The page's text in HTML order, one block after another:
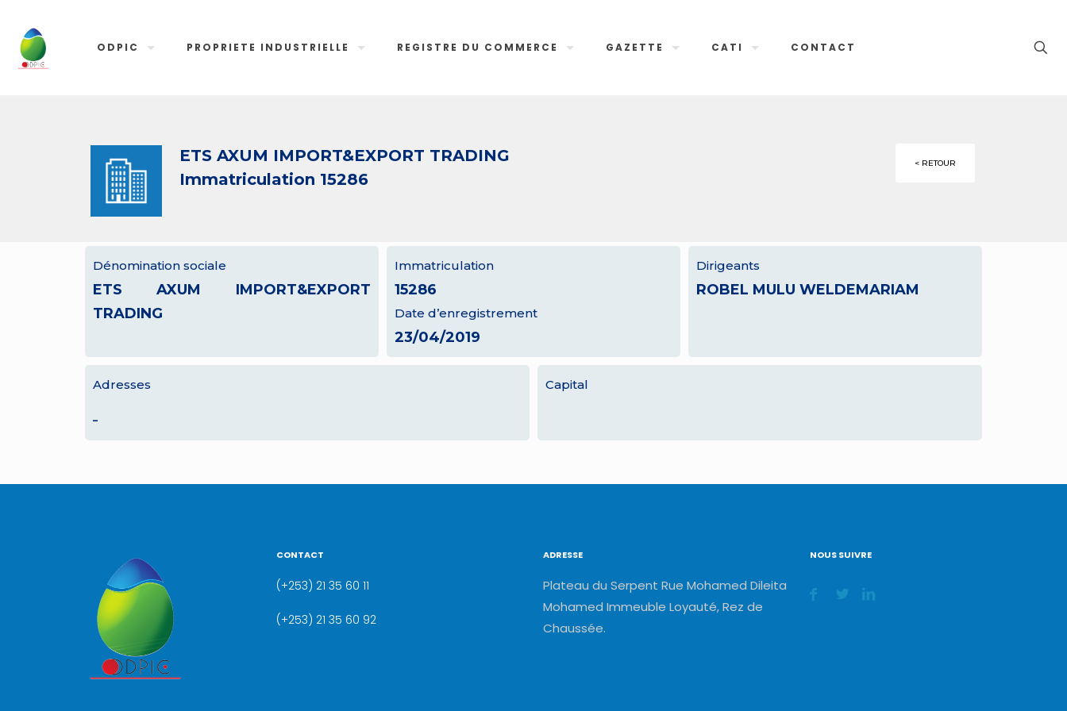
ODPIC PROPRIETE INDUSTRIELLE REGISTRE DU COMMERCE GAZETTE CATI CONTACT
ETS AXUM IMPORT&EXPORT TRADING
Immatriculation 15286
< RETOUR
Dénomination sociale
ETS AXUM IMPORT&EXPORT
TRADING
Immatriculation
15286
Date d’enregistrement
23/04/2019
Dirigeants
ROBEL MULU WELDEMARIAM
Adresses
–
Capital
CONTACT
(+253) 21 35 60 11
(+253) 21 35 60 92
ADRESSE
Plateau du Serpent Rue Mohamed Dileita
Mohamed Immeuble Loyauté, Rez de
Chaussée.
NOUS SUIVRE